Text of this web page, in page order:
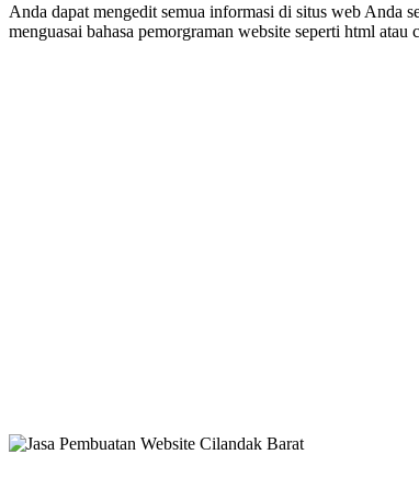
Anda dapat mengedit semua informasi di situs web Anda
menguasai bahasa pemorgraman website seperti html atau